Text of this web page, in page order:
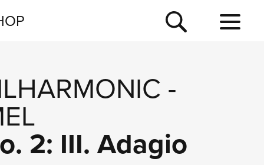
-
2: III. Adagio
NEWS